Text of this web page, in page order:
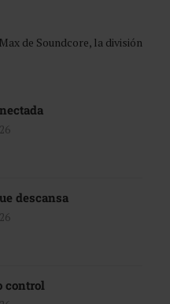
de Soundcore, la división
descansa
control